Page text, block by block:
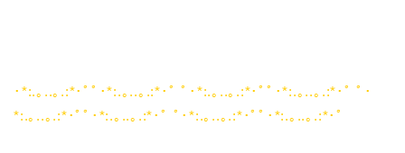
･*:.｡..｡.:*･ﾟﾟ･*:.｡..｡.:*･ﾟ ﾟ･*:.｡..｡.:*･ﾟﾟ･*:.｡..｡.:*･ﾟ ﾟ･
*:.｡..｡.:*･ﾟﾟ･*:.｡..｡.:*･ﾟ ﾟ･*:.｡..｡.:*･ﾟﾟ･*:.｡..｡.:*･ﾟ